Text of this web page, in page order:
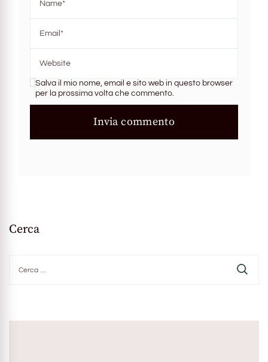
Salva il mio nome, email e sito web in questo browser
per la prossima volta che commento.
Cerca
per: